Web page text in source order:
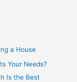
a House
Your Needs?
Is the Best